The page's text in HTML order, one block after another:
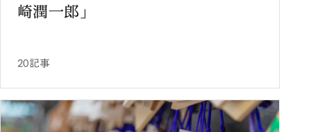
崎潤一郎」
20記事